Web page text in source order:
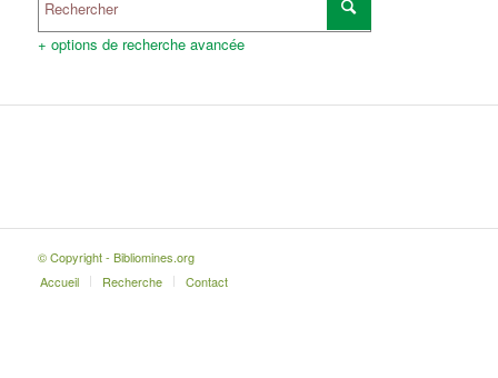
+ options de recherche avancée
© Copyright - Bibliomines.org
Accueil
Recherche Contact